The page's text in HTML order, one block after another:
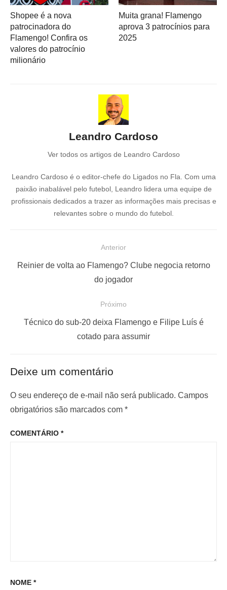
Shopee é a nova
patrocinadora do
Flamengo! Confira os
valores do patrocínio
milionário
Muita grana! Flamengo
aprova 3 patrocínios para
2025
Leandro Cardoso
Ver todos os artigos de Leandro Cardoso
Leandro Cardoso é o editor-chefe do Ligados no Fla. Com uma
paixão inabalável pelo futebol, Leandro lidera uma equipe de
profissionais dedicados a trazer as informações mais precisas e
relevantes sobre o mundo do futebol.
o
e
P
o
Anterior
P
i
o
:
Reinier de volta ao Flamengo? Clube negocia retorno
do jogador
Próximo
m
o
o
Técnico do sub-20 deixa Flamengo e Filipe Luís é
cotado para assumir
Deixe um comentário
O seu endereço de e-mail não será publicado. Campos
obrigatórios são marcados com *
COMENTÁRIO *
NOME *